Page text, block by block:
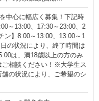
中心に幅広く募集！下記時
～13:00、17:30～23:00、2
】8:00～13:00、13:00～1
の状況により、終了時間は
は、満18歳以上の方のみ
相談ください！※大学生ス
の状況により、ご希望のシ